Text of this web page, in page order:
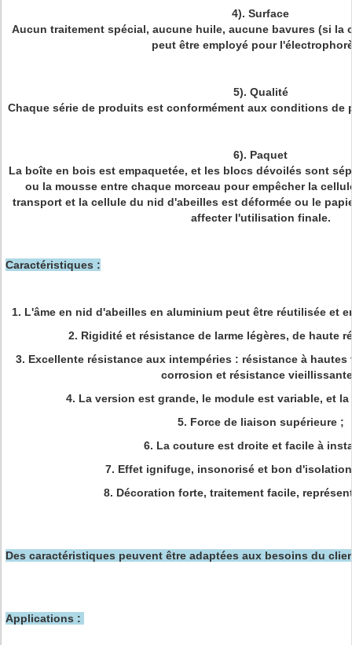
4). Surface
Aucun traitement spécial, aucune huile, aucune bavures (si la
peut être employé pour
5). Qualité
Chaque série de produits est conformément aux conditions de
6). Paquet
La boîte en bois est empaquetée, et les blocs dévoilés sont
ou la mousse entre chaque morceau pour empêcher la
transport et la cellule du nid d'abeilles est déformée ou le
affecter l'utilisation finale.
Caractéristiques :
1. L'âme en nid d'abeilles en aluminium peut être réutilisée et
2. Rigidité et résistance de larme légères, de haute
3. Excellente résistance aux intempéries : résistance à hautes
corrosion et résistance
4. La version est grande, le module est variable, et
5. Force de liaison supérieure ;
6. La couture est droite et facile à
7. Effet ignifuge, insonorisé et bon
8. Décoration forte, traitement facile,
Des caractéristiques peuvent être adaptées aux besoins du
Applications :